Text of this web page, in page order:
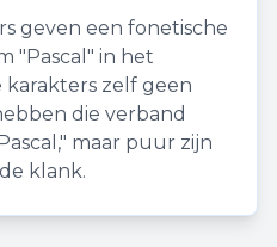
geven een fonetische
"Pascal " in het
karakters zelf geen
die verband
," maar puur zijn
klank.